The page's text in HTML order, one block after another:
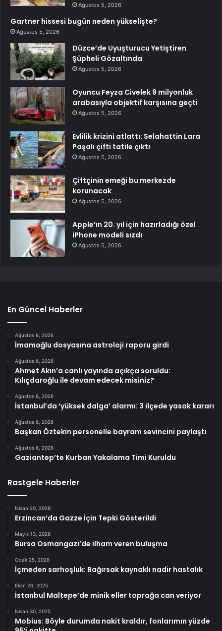
Ağustos 5, 2026
Gartner hissesi bugün neden yükselişte?
Ağustos 5, 2026
Düzce’de Uyuşturucu Yetiştiren
Şüpheli Gözaltında
Ağustos 5, 2026
Oyuncu Feyza Civelek 9 milyonluk
arabasıyla objektif karşısına geçti
Ağustos 5, 2026
Evlilik krizini atlattı: Selahattin Lara
Paşalı çifti tatile çıktı
Ağustos 5, 2026
Çiftçinin emeği bu merkezde
korunacak
Ağustos 5, 2026
Apple’ın 20. yıl için hazırladığı özel
iPhone modeli sızdı
Ağustos 5, 2026
En Güncel Haberler
Ağustos 6, 2026
İmamoğlu dosyasına astroloji raporu girdi
Ağustos 6, 2026
Ahmet Akın’a canlı yayında açıkça soruldu:
Kılıçdaroğlu ile devam edecek misiniz?
Ağustos 6, 2026
İstanbul’da ‘yüksek dalga’ alarmı: 3 ilçede yasak kararı
Ağustos 6, 2026
Başkan Öztekin personelle bayram sevincini paylaştı
Ağustos 6, 2026
Gaziantep’te Kurban Yakalama Timi Kuruldu
Rastgele Haberler
Nisan 20, 2026
Erzincan’da Gazze İçin Tepki Gösterildi
Mayıs 13, 2026
Bursa Osmangazi’de ilham veren buluşma
Ocak 25, 2026
İçmeden sarhoşluk: Bağırsak kaynaklı nadir hastalık
Ekim 26, 2025
İstanbul Maltepe’de minik eller toprağa can veriyor
Nisan 30, 2025
Mobius: Böyle durumda nakit kraldır, fonlarımın yüzde